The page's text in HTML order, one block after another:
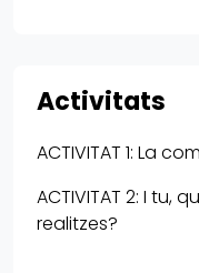
Activitats
ACTIVITAT 1: La
ACTIVITAT 2: I tu,
realitzes?